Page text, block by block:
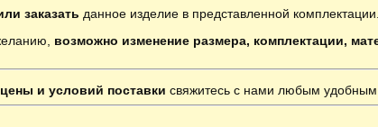
заказать данное изделие в представленной комплектации.
возможно изменение размера, комплектации,
и условий поставки свяжитесь с нами любым